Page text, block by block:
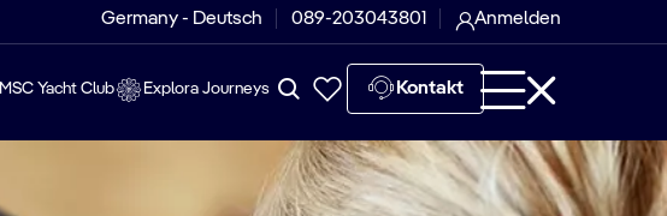
Germany - Deutsch 089-203043801 Anmelden
MSC Yacht Club Explora Journeys Kontakt